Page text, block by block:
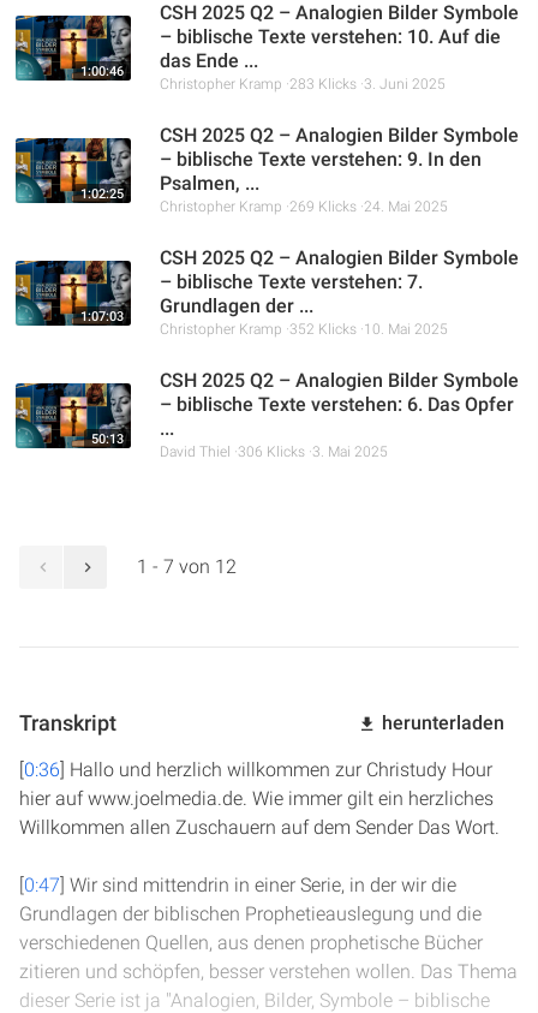
1:00:46
CSH 2025 Q2 – Analogien Bilder Symbole
– biblische Texte verstehen: 10. Auf die
das Ende ...
Christopher Kramp 283 Klicks 3. Juni 2025
1:02:25
CSH 2025 Q2 – Analogien Bilder Symbole
– biblische Texte verstehen: 9. In den
Psalmen, ...
Christopher Kramp 269 Klicks 24. Mai 2025
1:07:03
CSH 2025 Q2 – Analogien Bilder Symbole
– biblische Texte verstehen: 7.
Grundlagen der ...
Christopher Kramp 352 Klicks 10. Mai 2025
50:13
CSH 2025 Q2 – Analogien Bilder Symbole
– biblische Texte verstehen: 6. Das Opfer
...
David Thiel 306 Klicks 3. Mai 2025
1 - 7 von 12
Transkript herunterladen
[0:36] Hallo und herzlich willkommen zur Christudy Hour
hier auf www.joelmedia.de. Wie immer gilt ein herzliches
Willkommen allen Zuschauern auf dem Sender Das Wort.
[0:47] Wir sind mittendrin in einer Serie, in der wir die
Grundlagen der biblischen Prophetieauslegung und die
verschiedenen Quellen, aus denen prophetische Bücher
zitieren und schöpfen, besser verstehen wollen. Das Thema
dieser Serie ist ja "Analogien, Bilder, Symbole – biblische